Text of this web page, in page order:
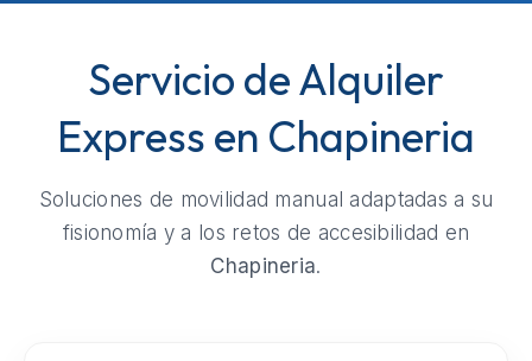
Servicio de Alquiler
Express en Chapineria
Soluciones de movilidad manual adaptadas a su
fisionomía y a los retos de accesibilidad en
Chapineria.